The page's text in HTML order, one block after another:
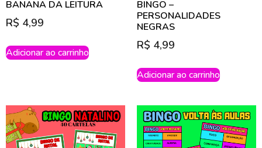
BANANA DA LEITURA
R$ 4,99
Adicionar ao carrinho
BINGO –
PERSONALIDADES
NEGRAS
R$ 4,99
Adicionar ao carrinho